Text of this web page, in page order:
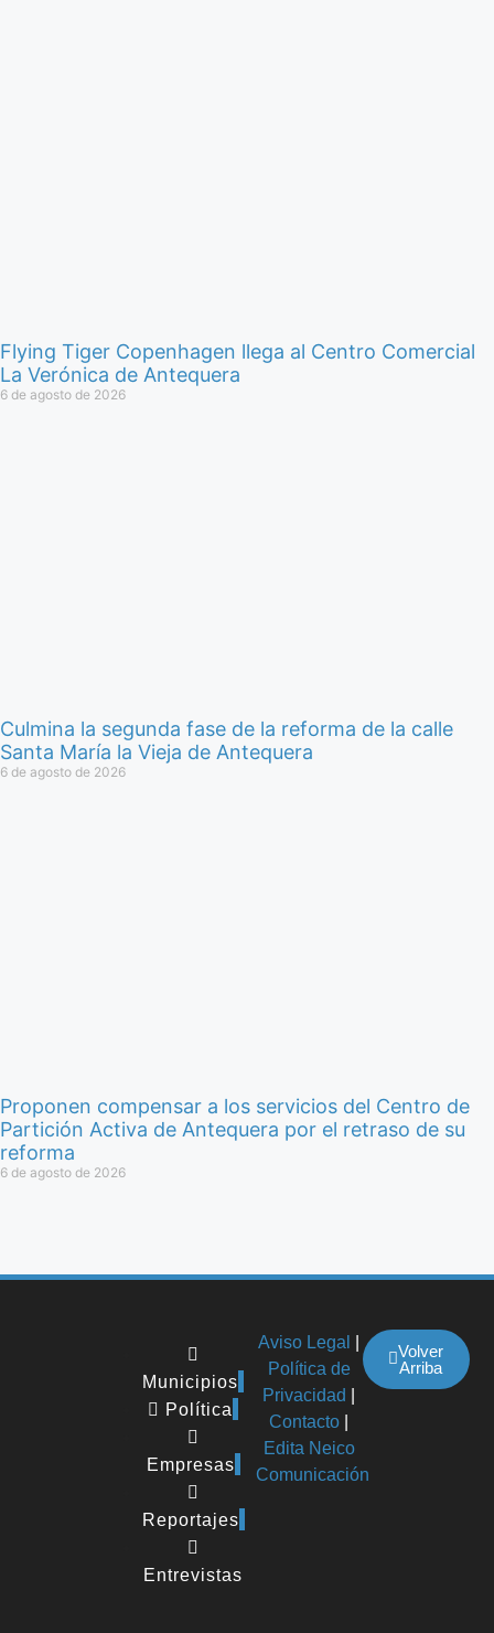
Flying Tiger Copenhagen llega al Centro Comercial
La Verónica de Antequera
6 de agosto de 2026
Culmina la segunda fase de la reforma de la calle
Santa María la Vieja de Antequera
6 de agosto de 2026
Proponen compensar a los servicios del Centro de
Partición Activa de Antequera por el retraso de su
reforma
6 de agosto de 2026
Municipios
Política
Empresas
Reportajes
Entrevistas
Aviso Legal
Política de
Privacidad
Contacto
Edita Neico
Comunicación
Volver
Arriba